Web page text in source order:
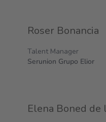
Roser Bonancia
Talent Manager
Serunion Grupo Elior
Elena Boned de